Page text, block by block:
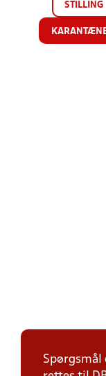
STILLING
Spørgsmål